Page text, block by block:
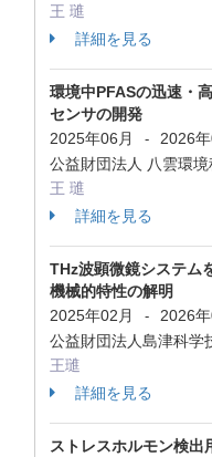
王 璡
詳細を見る
環境中PFASの迅速・
センサの開発
2025年06月
-
2026
公益財団法人 八雲環境
王 璡
詳細を見る
THz波顕微鏡システム
機械的特性の解明
2025年02月
-
2026
公益財団法人島津科学
王璡
詳細を見る
ストレスホルモン検出